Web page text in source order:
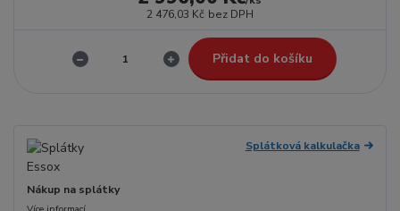
2 476,03 Kč bez DPH
Přidat do košíku
Splátková kalkulačka
Nákup na splátky